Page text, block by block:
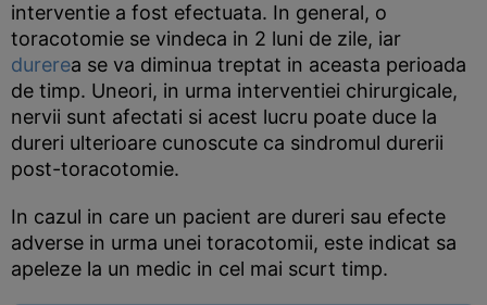
interventie a fost efectuata. In general, o
toracotomie se vindeca in 2 luni de zile, iar
durerea se va diminua treptat in aceasta perioada
de timp. Uneori, in urma interventiei chirurgicale,
nervii sunt afectati si acest lucru poate duce la
dureri ulterioare cunoscute ca sindromul durerii
post-toracotomie.
In cazul in care un pacient are dureri sau efecte
adverse in urma unei toracotomii, este indicat sa
apeleze la un medic in cel mai scurt timp.